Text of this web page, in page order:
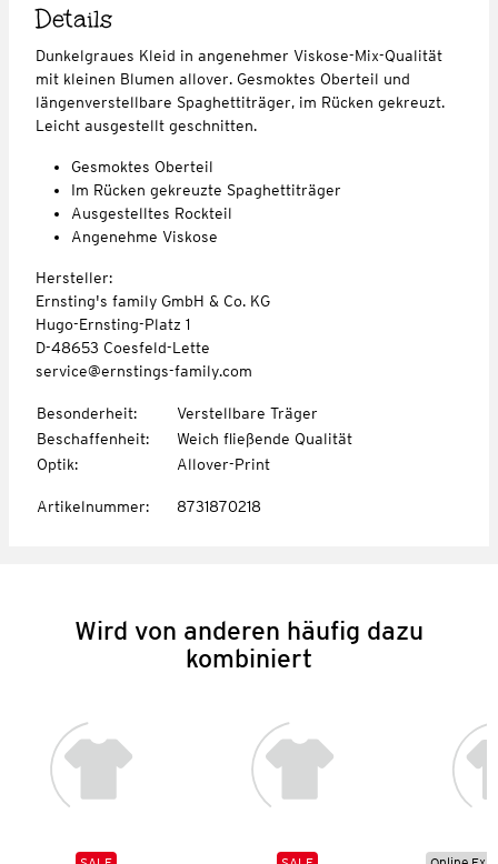
Details
Dunkelgraues Kleid in angenehmer Viskose-Mix-Qualität
mit kleinen Blumen allover. Gesmoktes Oberteil und
längenverstellbare Spaghettiträger, im Rücken gekreuzt.
Leicht ausgestellt geschnitten.
Gesmoktes Oberteil
Im Rücken gekreuzte Spaghettiträger
Ausgestelltes Rockteil
Angenehme Viskose
Hersteller:
Ernsting's family GmbH & Co. KG
Hugo-Ernsting-Platz 1
D-48653 Coesfeld-Lette
service@ernstings-family.com
Besonderheit:
Verstellbare Träger
Beschaffenheit:
Weich fließende Qualität
Optik: Allover-Print
Artikelnummer: 8731870218
Wird von anderen häufig dazu
kombiniert